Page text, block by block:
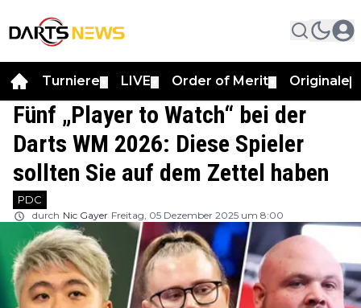
Turniere LIVE Order of Merit Originale
Fünf „Player to Watch“ bei der
Darts WM 2026: Diese Spieler
sollten Sie auf dem Zettel haben
PDC
durch Nic Gayer Freitag, 05 Dezember 2025 um 8:00